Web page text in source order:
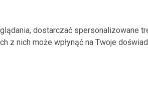
dostarczać spersonalizowane
z nich może wpłynąć na Twoje